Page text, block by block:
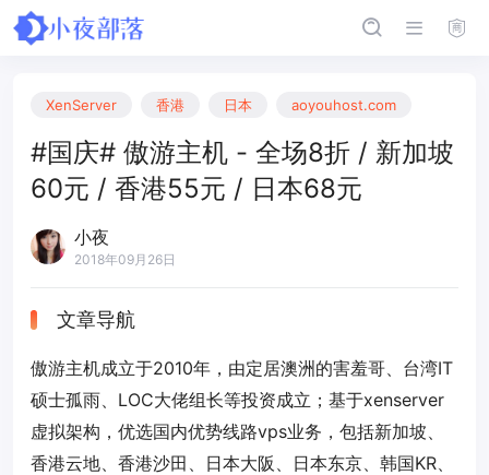
XenServer 香港 日本 aoyouhost.com
#国庆# 傲游主机 - 全场8折 / 新加坡
60元 / 香港55元 / 日本68元
小夜
2018年09月26日
文章导航
傲游主机成立于2010年，由定居澳洲的害羞哥、台湾IT
硕士孤雨、LOC大佬组长等投资成立；基于xenserver
虚拟架构，优选国内优势线路vps业务，包括新加坡、
香港云地、香港沙田、日本大阪、日本东京、韩国KR、